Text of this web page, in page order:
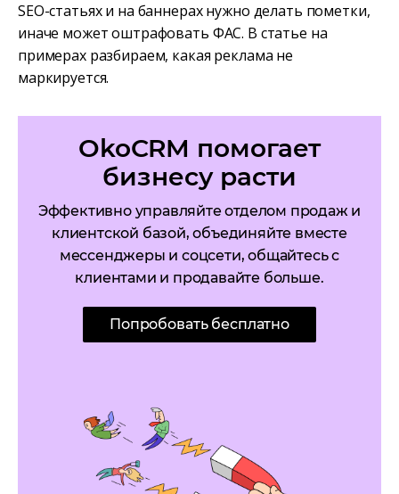
SEO-статьях и на баннерах нужно делать пометки,
иначе может оштрафовать ФАС. В статье на
примерах разбираем, какая реклама не
маркируется.
OkoCRM помогает
бизнесу расти
Эффективно управляйте отделом продаж и
клиентской базой, объединяйте вместе
мессенджеры и соцсети, общайтесь с
клиентами и продавайте больше.
Попробовать бесплатно